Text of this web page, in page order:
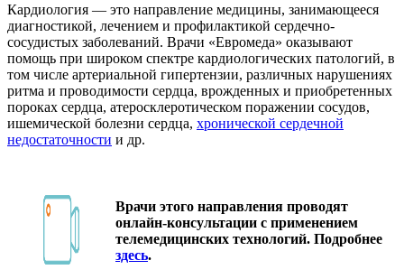
Кардиология — это направление медицины, занимающееся
диагностикой, лечением и профилактикой сердечно-
сосудистых заболеваний. Врачи «Евромеда» оказывают
помощь при широком спектре кардиологических патологий, в
том числе артериальной гипертензии, различных нарушениях
ритма и проводимости сердца, врожденных и приобретенных
пороках сердца, атеросклеротическом поражении сосудов,
ишемической болезни сердца, хронической сердечной
недостаточности и др.
Врачи этого направления проводят
онлайн-консультации с применением
телемедицинских технологий. Подробнее
здесь.